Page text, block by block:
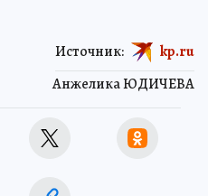
Анжелика ЮДИЧЕВА
Источник: kp.ru